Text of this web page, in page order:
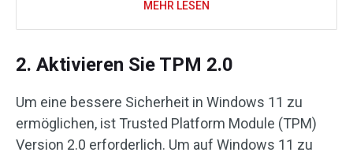
MEHR LESEN
2. Aktivieren Sie TPM 2.0
Um eine bessere Sicherheit in Windows 11 zu
ermöglichen, ist Trusted Platform Module (TPM)
Version 2.0 erforderlich. Um auf Windows 11 zu